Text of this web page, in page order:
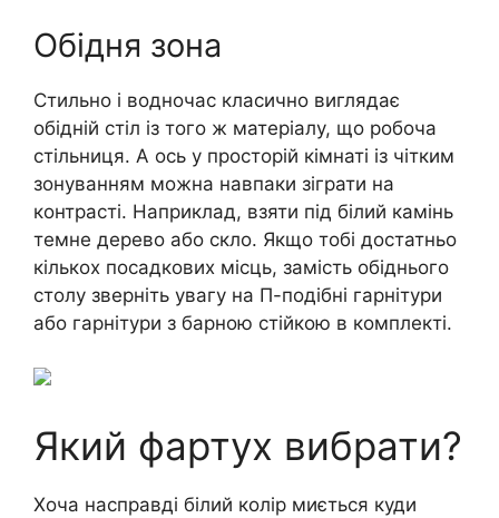
Обідня зона
Стильно і водночас класично виглядає
обідній стіл із того ж матеріалу, що робоча
стільниця. А ось у просторій кімнаті із чітким
зонуванням можна навпаки зіграти на
контрасті. Наприклад, взяти під білий камінь
темне дерево або скло. Якщо тобі достатньо
кількох посадкових місць, замість обіднього
столу зверніть увагу на П-подібні гарнітури
або гарнітури з барною стійкою в комплекті.
Який фартух вибрати?
Хоча насправді білий колір миється куди